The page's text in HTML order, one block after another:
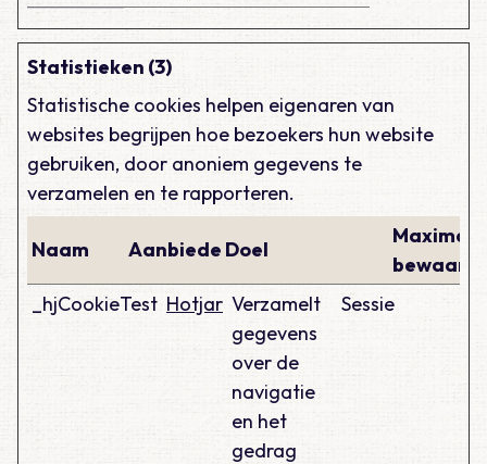
Statistieken (3)
Statistische cookies helpen eigenaren van
websites begrijpen hoe bezoekers hun website
gebruiken, door anoniem gegevens te
verzamelen en te rapporteren.
Naam AanbiederDoel
Maximale
_hjCookieTest Hotjar Verzamelt
gegevens
over de
navigatie
en het
gedrag
Sessie